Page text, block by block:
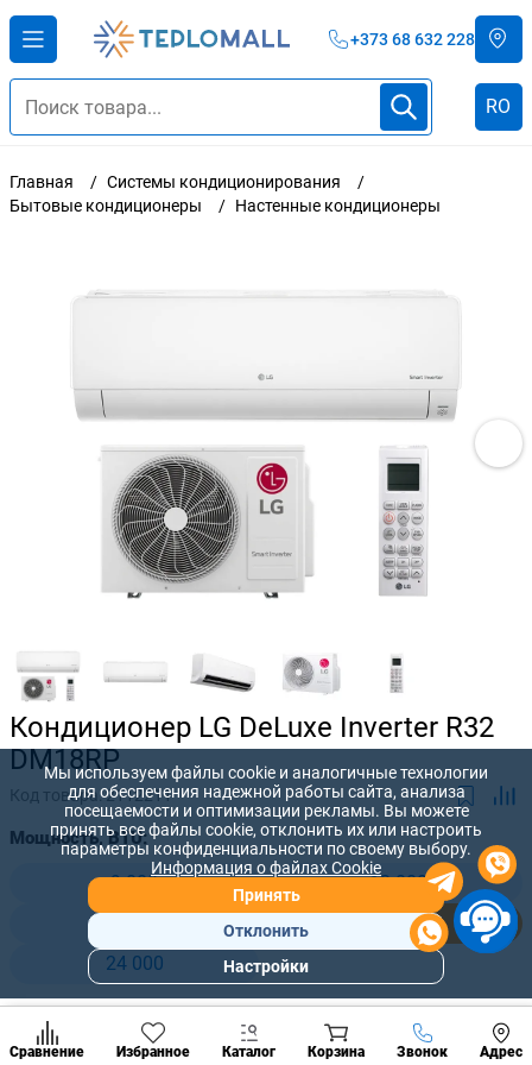
+373 68 632 228
RO
Главная
Системы кондиционирования
Бытовые кондиционеры
Настенные кондиционеры
Кондиционер LG DeLuxe Inverter R32
DM18RP
Код товара:2112211
Мощность, BTU:
9 000
12 000
18 000
24 000
32 500 лей
26 000лей +
Сравнение Избранное Каталог Корзина Звонок Адрес
Позвонить
разделы
Мы используем файлы cookie и аналогичные технологии
для обеспечения надежной работы сайта, анализа
посещаемости и оптимизации рекламы. Вы можете
принять все файлы cookie, отклонить их или настроить
параметры конфиденциальности по своему выбору.
Информация о файлах Cookie
Принять
Отклонить
Настройки